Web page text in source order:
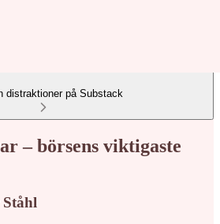
distraktioner på Substack
– börsens viktigaste